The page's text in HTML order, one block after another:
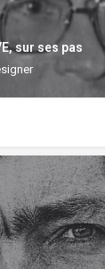
sur ses pas